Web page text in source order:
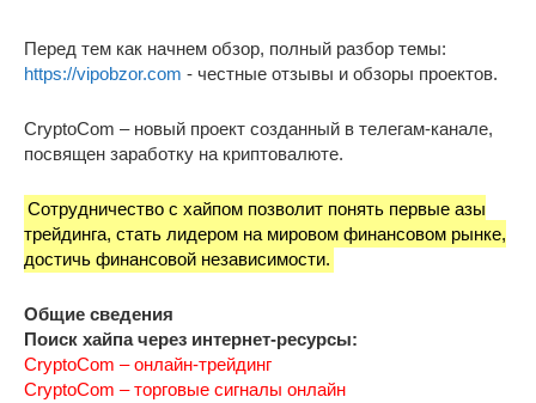
Перед тем как начнем обзор, полный разбор темы:
https://vipobzor.com - честные отзывы и обзоры проектов.
CryptoCom – новый проект созданный в телегам-канале,
посвящен заработку на криптовалюте.
Сотрудничество с хайпом позволит понять первые азы
трейдинга, стать лидером на мировом финансовом рынке,
достичь финансовой независимости.
Общие сведения
Поиск хайпа через интернет-ресурсы:
CryptoCom – онлайн-трейдинг
CryptoCom – торговые сигналы онлайн